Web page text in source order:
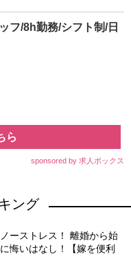
フ/8h勤務/シフト制/日
ら
sponsored by 求人ボックス
ング
ーストレス！ 離婚から始
悔いはなし！【嫁を便利